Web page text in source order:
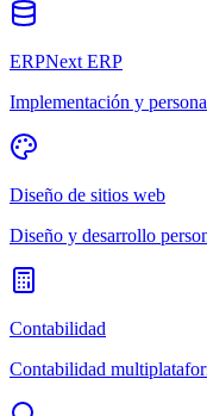
ERPNext ERP
Implementación y
Diseño de sitios web
Diseño y desarrollo
Contabilidad
Contabilidad